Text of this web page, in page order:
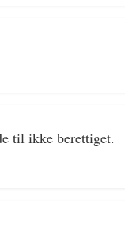
til ikke berettiget.